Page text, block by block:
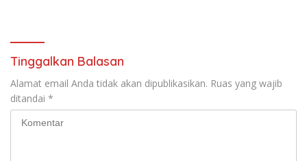
Tinggalkan Balasan
Alamat email Anda tidak akan dipublikasikan. Ruas yang wajib
ditandai *